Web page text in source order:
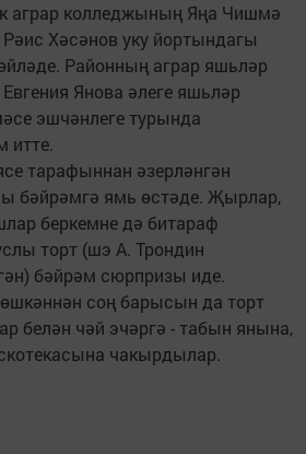
аграр колледжының Яңа Чишмә
Хәсәнов уку йортындагы
Районның аграр яшьләр
Янова әлеге яшьләр
эшчәнлеге турында
итте.
тарафыннан әзерләнгән
бәйрәмгә ямь өстәде. Җырлар,
беркемне дә битараф
торт (шэ А. Трондин
бәйрәм сюрпризы иде.
соң барысын да торт
белән чәй эчәргә - табын янына,
чакырдылар.